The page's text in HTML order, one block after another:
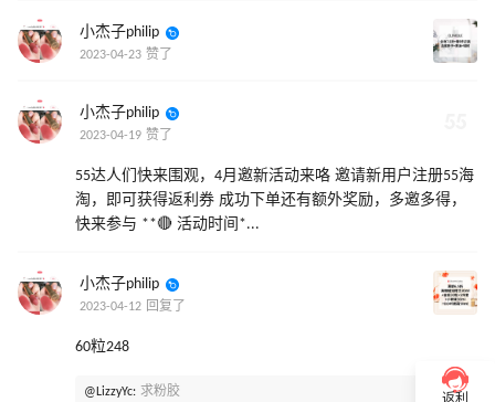
小杰子philip
2023-04-23 赞了
小杰子philip
2023-04-19 赞了
55达人们快来围观，4月邀新活动来咯 邀请新用户注册55海
淘，即可获得返利券 成功下单还有额外奖励，多邀多得，
快来参与 **🔴 活动时间*...
小杰子philip
2023-04-12 回复了
60粒248
@LizzyYc: 求粉胶